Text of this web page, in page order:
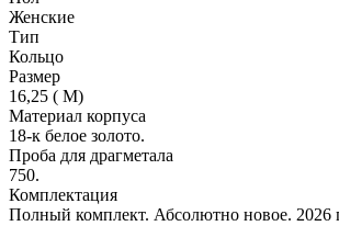
Женские
Тип
Кольцо
Размер
16,25 ( M)
Материал корпуса
18-к белое золото.
Проба для драгметала
750.
Комплектация
Полный комплект. Абсолютно новое. 2026